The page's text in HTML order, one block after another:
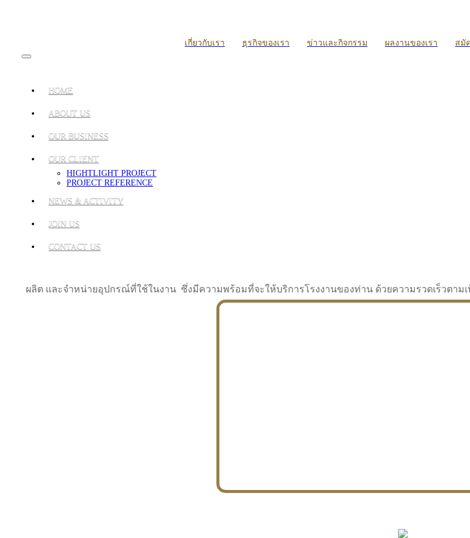
เกี่ยวกับเรา ธุรกิจของเรา ข่าวและกิจกรรม ผลงานของเรา สมั
HOME
ABOUT US
OUR BUSINESS
OUR CLIENT
HIGHTLIGHT PROJECT
PROJECT REFERENCE
NEWS & ACTIVITY
JOIN US
CONTACT US
ผลิต และจำหน่ายอุปกรณ์ที่ใช้ในงาน ซึ่งมีความพร้อมที่จะให้บริการโรงงานของท่าน ด้วยความรวดเร็วตาม